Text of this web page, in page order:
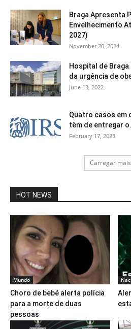
Braga Apresenta
Envelhecimento
2027)
November 20, 2024
Hospital de
da urgência de
June 13, 2022
Quatro casos em
têm de entregar
February 17, 2023
Carregar mais
HOT NEWS
Mundo
Choro de bebé alerta polícia
para a morte de duas
pessoas